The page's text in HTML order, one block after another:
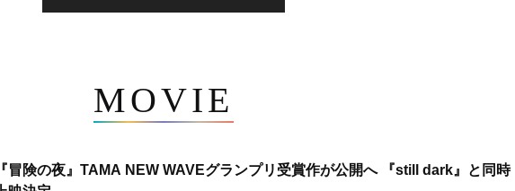
MOVIE
『冒険の夜』TAMA NEW WAVEグランプリ受賞作が公開へ 『still dark』と同時